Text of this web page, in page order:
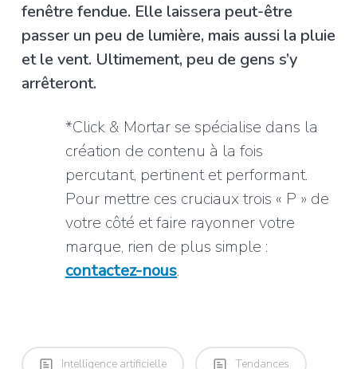
fenêtre fendue. Elle laissera peut-être
passer un peu de lumière, mais aussi la pluie
et le vent. Ultimement, peu de gens s’y
arrêteront.
*Click & Mortar se spécialise dans la
création de contenu à la fois
percutant, pertinent et performant.
Pour mettre ces cruciaux trois « P » de
votre côté et faire rayonner votre
marque, rien de plus simple :
contactez-nous.
Intelligence artificielle Tendances